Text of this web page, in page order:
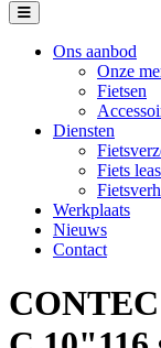
Ons aanbod
Onze
Fietsen
Diensten
Fiets
Werkplaats
Nieuws
Contact